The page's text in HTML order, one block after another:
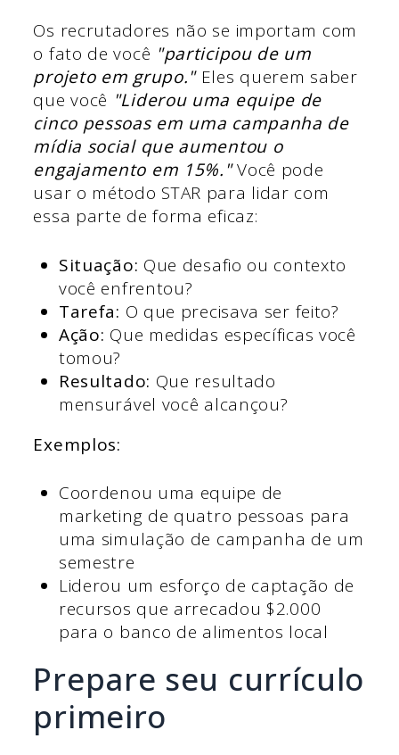
Os recrutadores não se importam com
o fato de você "participou de um
projeto em grupo." Eles querem saber
que você "Liderou uma equipe de
cinco pessoas em uma campanha de
mídia social que aumentou o
engajamento em 15%."Você pode
usar o método STAR para lidar com
essa parte de forma eficaz:
Situação: Que desafio ou contexto
você enfrentou?
Tarefa: O que precisava ser feito?
Ação: Que medidas específicas você
tomou?
Resultado: Que resultado
mensurável você alcançou?
Exemplos:
Coordenou uma equipe de
marketing de quatro pessoas para
uma simulação de campanha de um
semestre
Liderou um esforço de captação de
recursos que arrecadou $2.000
para o banco de alimentos local
Prepare seu currículo
primeiro